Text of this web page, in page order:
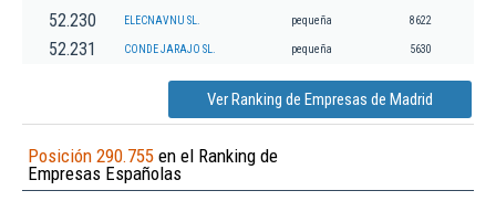
52.230 ELECNAVNU SL. pequeña 8622
52.231 CONDE JARAJO SL. pequeña 5630
Ver Ranking de Empresas de Madrid
Posición 290.755 en el Ranking de
Empresas Españolas